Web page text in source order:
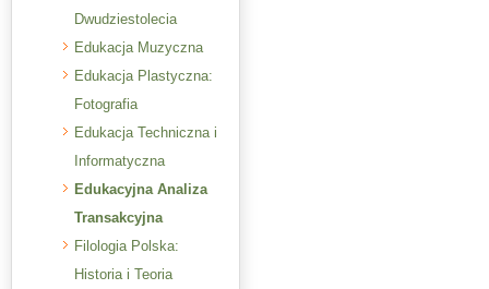
Dwudziestolecia
Edukacja Muzyczna
Edukacja Plastyczna:
Fotografia
Edukacja Techniczna i
Informatyczna
Edukacyjna Analiza
Transakcyjna
Filologia Polska:
Historia i Teoria